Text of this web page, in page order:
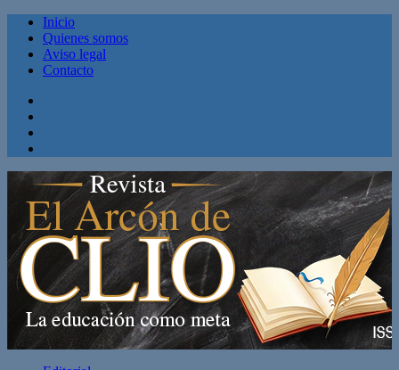
Inicio
Quienes somos
Aviso legal
Contacto